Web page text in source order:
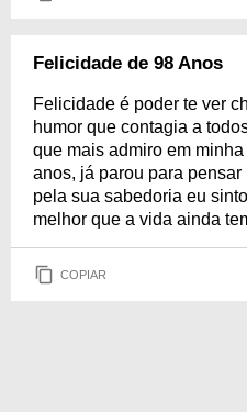
Felicidade de 98 Anos
Felicidade é poder te ver
humor que contagia a
que mais admiro em
anos, já parou para
pela sua sabedoria eu
melhor que a vida ainda
COPIAR